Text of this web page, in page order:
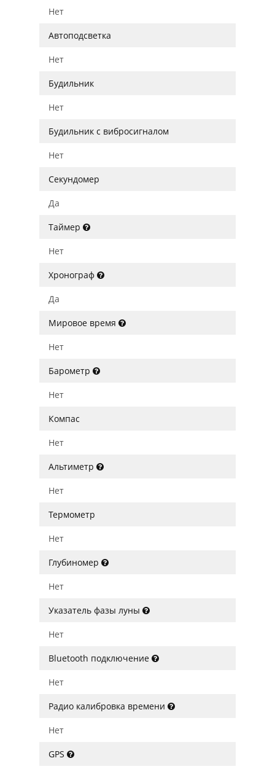
Нет
Автоподсветка
Нет
Будильник
Нет
Будильник с вибросигналом
Нет
Секундомер
Да
Таймер
Нет
Хронограф
Да
Мировое время
Нет
Барометр
Нет
Компас
Нет
Альтиметр
Нет
Термометр
Нет
Глубиномер
Нет
Указатель фазы луны
Нет
Bluetooth подключение
Нет
Радио калибровка времени
Нет
GPS